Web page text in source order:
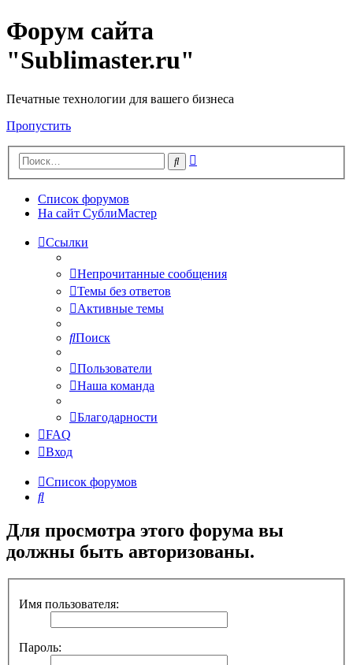
Форум сайта
"Sublimaster.ru"
Печатные технологии для вашего бизнеса
Пропустить
Поиск
Список форумов
На сайт СублиМастер
Ссылки
Непрочитанные сообщения
Темы без ответов
Активные темы
Поиск
Пользователи
Наша команда
Благодарности
FAQ
Вход
Список форумов
Поиск
Для просмотра этого форума вы
должны быть авторизованы.
Имя пользователя:
Пароль: